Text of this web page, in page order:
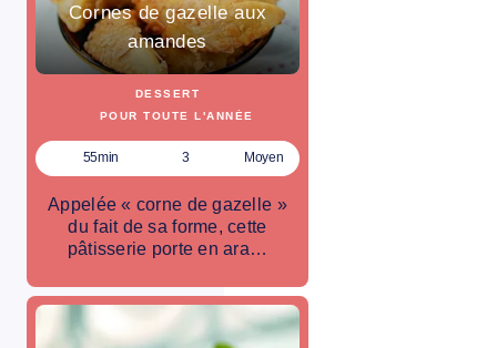
Cornes de gazelle aux
amandes
DESSERT
POUR TOUTE L'ANNÉE
55min 3 Moyen
Appelée « corne de gazelle »
du fait de sa forme, cette
pâtisserie porte en ara…